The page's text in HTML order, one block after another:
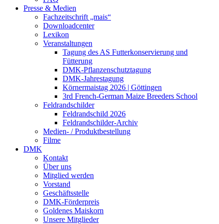
Presse & Medien
Fachzeitschrift „mais“
Downloadcenter
Lexikon
Veranstaltungen
Tagung des AS Futterkonservierung und
Fütterung
DMK-Pflanzenschutztagung
DMK-Jahrestagung
Körnermaistag 2026 | Göttingen
3rd French-German Maize Breeders School
Feldrandschilder
Feldrandschild 2026
Feldrandschilder-Archiv
Medien- / Produktbestellung
Filme
DMK
Kontakt
Über uns
Mitglied werden
Vorstand
Geschäftsstelle
DMK-Förderpreis
Goldenes Maiskorn
Unsere Mitglieder